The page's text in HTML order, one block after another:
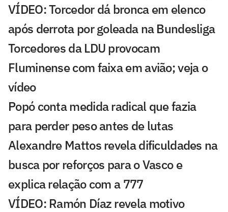
VÍDEO: Torcedor dá bronca em elenco
após derrota por goleada na Bundesliga
Torcedores da LDU provocam
Fluminense com faixa em avião; veja o
vídeo
Popó conta medida radical que fazia
para perder peso antes de lutas
Alexandre Mattos revela dificuldades na
busca por reforços para o Vasco e
explica relação com a 777
VÍDEO: Ramón Díaz revela motivo